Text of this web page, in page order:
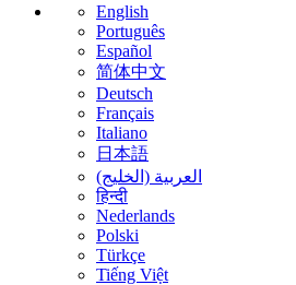
English
Português
Español
简体中文
Deutsch
Français
Italiano
日本語
العربية (الخليج)
हिन्दी
Nederlands
Polski
Türkçe
Tiếng Việt